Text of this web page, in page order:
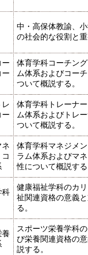
中・高保体教諭、
の社会的な役割と
ー
ー
体育学科コーチン
ム体系およびコー
ついて概説する。
ー
体育学科トレーナ
ム体系およびトレ
ついて概説する。
ネ
体育学科マネジメ
ラム体系およびマ
性について概説す
科
健康福祉学科のカ
祉関連資格の意義
る。
養
スポーツ栄養学科
び栄養関連資格の
説する。